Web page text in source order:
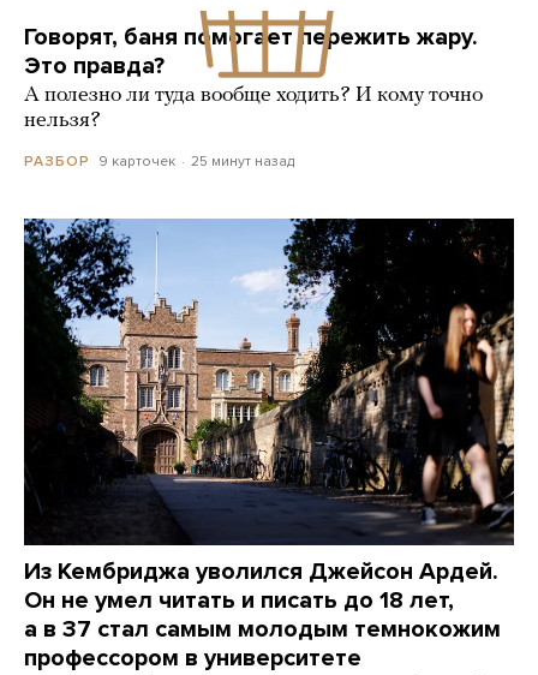
Говорят, баня помогает пережить жару.
Это правда?
А полезно ли туда вообще ходить? И кому точно
нельзя?
РАЗБОР 9 карточек 25 минут назад
Из Кембриджа уволился Джейсон Ардей.
Он не умел читать и писать до 18 лет,
а в 37 стал самым молодым темнокожим
профессором в университете